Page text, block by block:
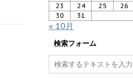
23
24 25 26
30
31
« 10月
検索フォーム